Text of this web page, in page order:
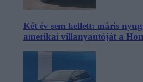
Két év sem kellett: máris
amerikai villanyautóját a